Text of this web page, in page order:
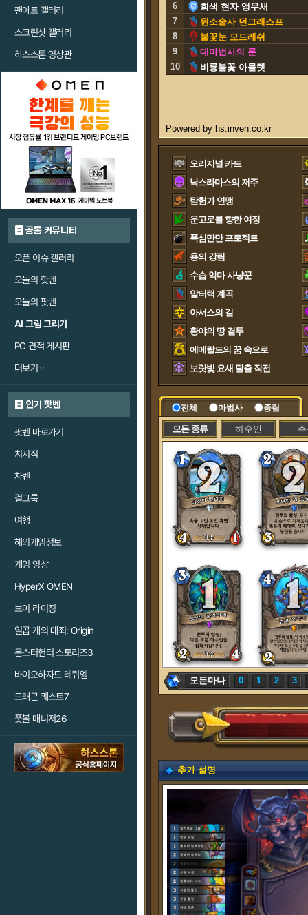
팬아트 갤러리
스크린샷 갤러리
하스스톤 영상관
공통 커뮤니티
오픈 이슈 갤러리
오늘의 핫벤
오늘의 팟벤
AI 그림 그리기
PC 견적 게시판
더보기
인기 팟벤
팟벤 바로가기
치지직
차벤
걸그룹
여행
해외게임정보
게임 영상
HyperX OMEN
브이 라이징
일곱 개의 대죄: Origin
몬스터헌터 스토리즈3
바이오하자드 레퀴엠
드래곤 퀘스트7
풋볼 매니저26
6
회색 현자 앵무새
7
원소술사 던그래스프
8
불꽃눈 모드레쉬
9
대마법사의 룬
10
비룡불꽃 아뮬렛
오리지널 카드
낙스라마스의 저주
탐험가 연맹
운고로를 향한 여정
폭심만만 프로젝트
용의 강림
수습 악마 사냥꾼
알터랙 계곡
아서스의 길
황야의 땅 결투
에메랄드의 꿈 속으로
보랏빛 요새 탈출 작전
전체 마법사 중립
모든 종류 하수인
모든마나 0 1 2 3
추가 설명